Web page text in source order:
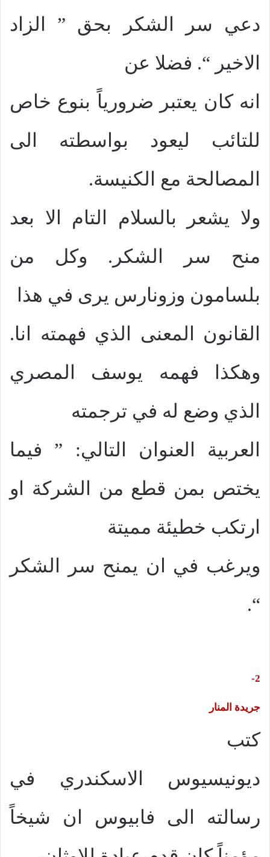
دعي سر الشكر بحق ” الزاد
الاخير “. فضلا عن
انه كان يعتبر ضرورياً بنوع خاص
للتائب ليعود بواسطته الى
المصالحة مع الكنيسة.
ولا يشعر بالسلام التام الا بعد
منح سر الشكر. وكل من
بلسامون وزونارس يرى في هذا
القانون المعنى الذي فهمته انا.
وهكذا فهمه يوسف المصري
الذي وضع له في ترجمته
العربية العنوان التالي: ” فيما
يختص بمن قطع من الشركة او
ارتكب خطيئة مميتة
ويرغب في ان يمنح سر الشكر
“.
2-
جريدة المنار
كتب
ديونيسيوس الاسكندري في
رسالته الى فابيوس ان شيخاً